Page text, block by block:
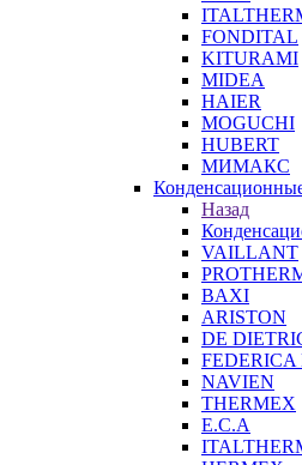
FONDITAL
KITURAMI
MIDEA
HAIER
MOGUCHI
HUBERT
МИМАКС
Назад
VAILLANT
BAXI
ARISTON
DE
NAVIEN
THERMEX
E.C.A